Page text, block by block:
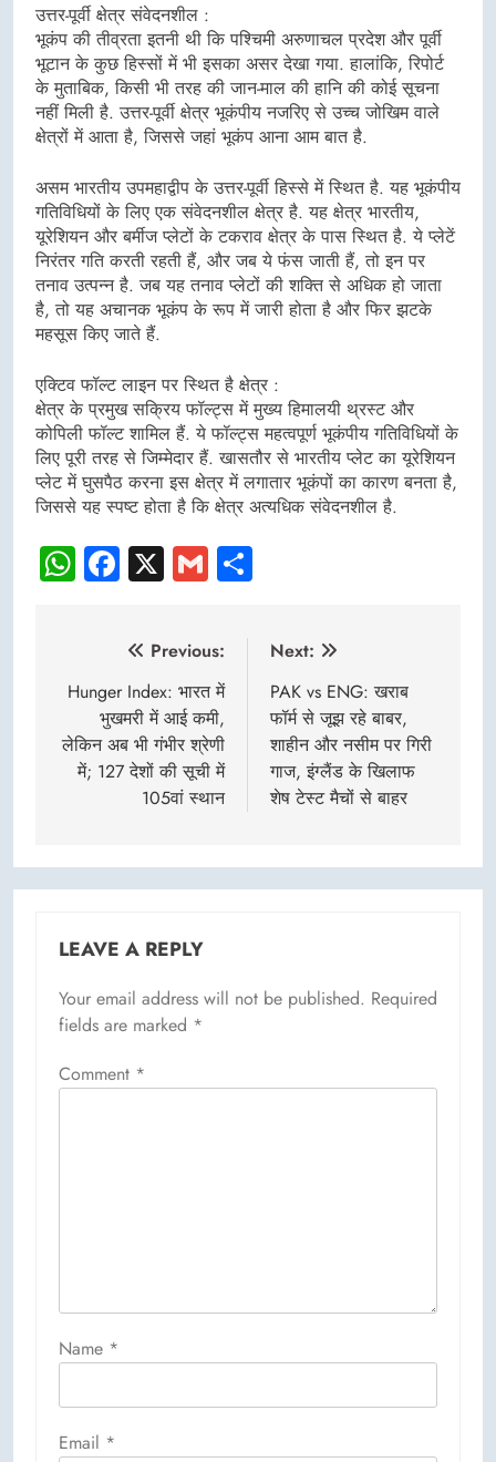
उत्तर-पूर्वी क्षेत्र संवेदनशील :
भूकंप की तीव्रता इतनी थी कि पश्चिमी अरुणाचल प्रदेश और पूर्वी
भूटान के कुछ हिस्सों में भी इसका असर देखा गया. हालांकि, रिपोर्ट
के मुताबिक, किसी भी तरह की जान-माल की हानि की कोई सूचना
नहीं मिली है. उत्तर-पूर्वी क्षेत्र भूकंपीय नजरिए से उच्च जोखिम वाले
क्षेत्रों में आता है, जिससे जहां भूकंप आना आम बात है.
असम भारतीय उपमहाद्वीप के उत्तर-पूर्वी हिस्से में स्थित है. यह भूकंपीय
गतिविधियों के लिए एक संवेदनशील क्षेत्र है. यह क्षेत्र भारतीय,
यूरेशियन और बर्मीज प्लेटों के टकराव क्षेत्र के पास स्थित है. ये प्लेटें
निरंतर गति करती रहती हैं, और जब ये फंस जाती हैं, तो इन पर
तनाव उत्पन्न है. जब यह तनाव प्लेटों की शक्ति से अधिक हो जाता
है, तो यह अचानक भूकंप के रूप में जारी होता है और फिर झटके
महसूस किए जाते हैं.
एक्टिव फॉल्ट लाइन पर स्थित है क्षेत्र :
क्षेत्र के प्रमुख सक्रिय फॉल्ट्स में मुख्य हिमालयी थ्रस्ट और
कोपिली फॉल्ट शामिल हैं. ये फॉल्ट्स महत्वपूर्ण भूकंपीय गतिविधियों के
लिए पूरी तरह से जिम्मेदार हैं. खासतौर से भारतीय प्लेट का यूरेशियन
प्लेट में घुसपैठ करना इस क्षेत्र में लगातार भूकंपों का कारण बनता है,
जिससे यह स्पष्ट होता है कि क्षेत्र अत्यधिक संवेदनशील है.
WhatsApp
Facebook
X Gmail
navigation
Previous:
Hunger Index: भारत में
भुखमरी में आई कमी,
लेकिन अब भी गंभीर श्रेणी
में; 127 देशों की सूची में
105वां स्थान
Next:
PAK vs ENG: खराब
फॉर्म से जूझ रहे बाबर,
शाहीन और नसीम पर गिरी
गाज, इंग्लैंड के खिलाफ
शेष टेस्ट मैचों से बाहर
LEAVE A REPLY
Your email address will not be published. Required
fields are marked *
Comment *
Name *
Email *